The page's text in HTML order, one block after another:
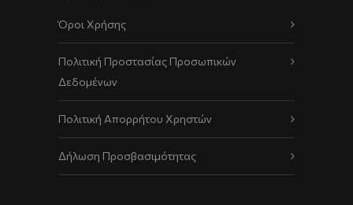
Όροι Χρήσης
Πολιτική Προστασίας Προσωπικών
Δεδομένων
Πολιτική Απορρήτου Χρηστών
Δήλωση Προσβασιμότητας